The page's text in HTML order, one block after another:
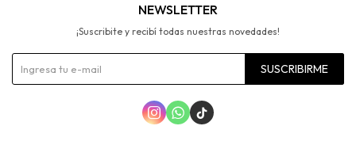
NEWSLETTER
¡Suscribite y recibí todas nuestras novedades!
SUSCRIBIRME
  